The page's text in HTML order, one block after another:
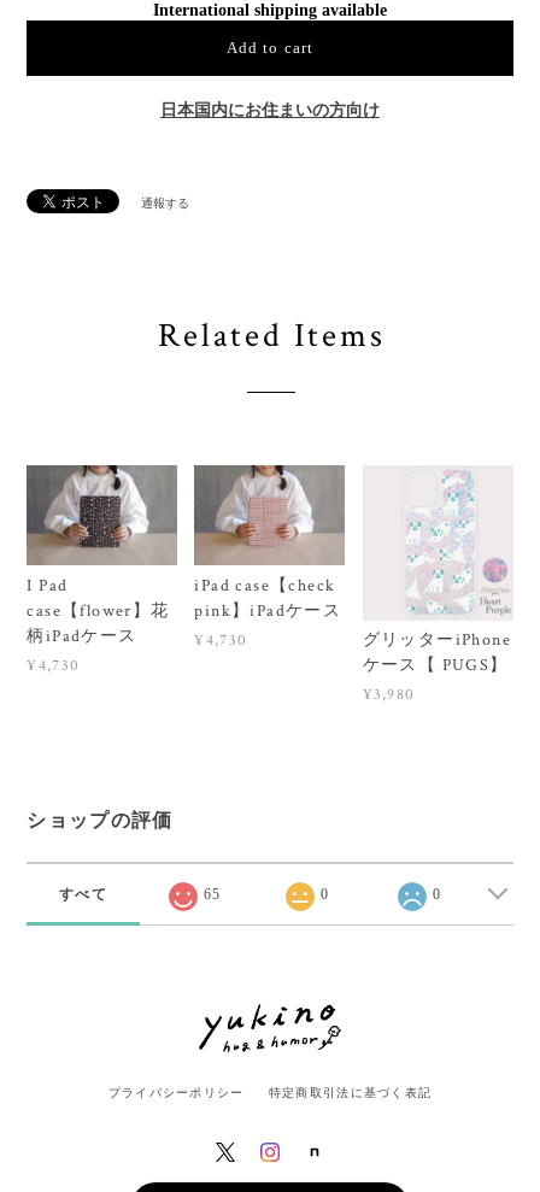
International shipping available
Add to cart
日本国内にお住まいの方向け
通報する
Related Items
I Pad
case【flower】花
柄iPadケース
¥4,730
iPad case【check
pink】iPadケース
¥4,730
グリッターiPhone
ケース【 PUGS】
¥3,980
ショップの評価
すべて 65 0 0
プライバシーポリシー 特定商取引法に基づく表記